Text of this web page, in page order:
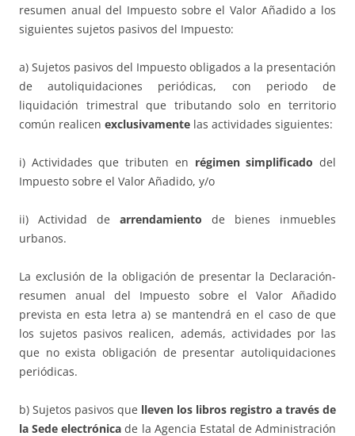
resumen anual del Impuesto sobre el Valor Añadido a los
siguientes sujetos pasivos del Impuesto:
a) Sujetos pasivos del Impuesto obligados a la presentación
de autoliquidaciones periódicas, con periodo de
liquidación trimestral que tributando solo en territorio
común realicen exclusivamente las actividades siguientes:
i) Actividades que tributen en régimen simplificado del
Impuesto sobre el Valor Añadido, y/o
ii) Actividad de arrendamiento de bienes inmuebles
urbanos.
La exclusión de la obligación de presentar la Declaración-
resumen anual del Impuesto sobre el Valor Añadido
prevista en esta letra a) se mantendrá en el caso de que
los sujetos pasivos realicen, además, actividades por las
que no exista obligación de presentar autoliquidaciones
periódicas.
b) Sujetos pasivos que lleven los libros registro a través de
la Sede electrónicade la Agencia Estatal de Administración